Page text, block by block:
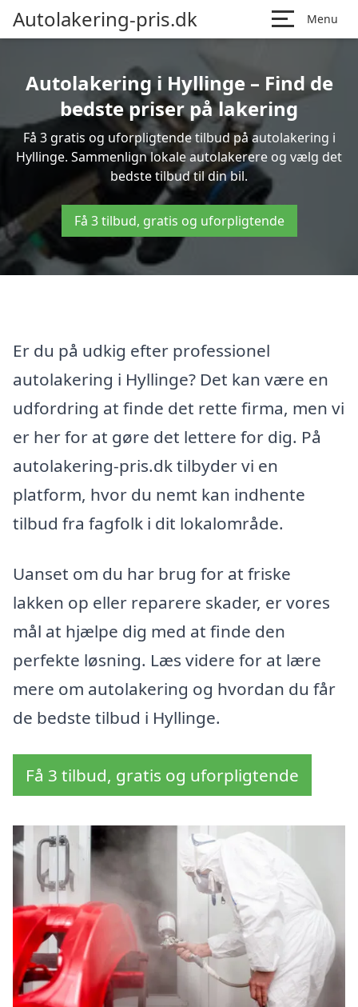
Autolakering-pris.dk Menu
Autolakering i Hyllinge – Find de
bedste priser på lakering
Få 3 gratis og uforpligtende tilbud på autolakering i
Hyllinge. Sammenlign lokale autolakerere og vælg det
bedste tilbud til din bil.
Få 3 tilbud, gratis og uforpligtende
Er du på udkig efter professionel
autolakering i Hyllinge? Det kan være en
udfordring at finde det rette firma, men vi
er her for at gøre det lettere for dig. På
autolakering-pris.dk tilbyder vi en
platform, hvor du nemt kan indhente
tilbud fra fagfolk i dit lokalområde.
Uanset om du har brug for at friske
lakken op eller reparere skader, er vores
mål at hjælpe dig med at finde den
perfekte løsning. Læs videre for at lære
mere om autolakering og hvordan du får
de bedste tilbud i Hyllinge.
Få 3 tilbud, gratis og uforpligtende